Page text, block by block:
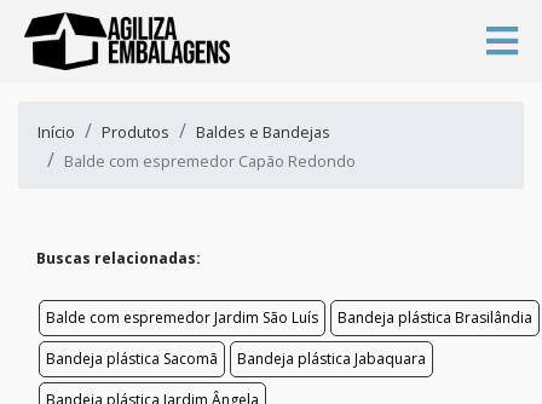
Início Produtos
Baldes e Bandejas
Balde com espremedor Capão Redondo
Buscas relacionadas:
Balde com espremedor Jardim São Luís
Bandeja plástica Brasilândia
Bandeja plástica Sacomã
Bandeja plástica Jabaquara
Bandeja plástica Jardim Ângela